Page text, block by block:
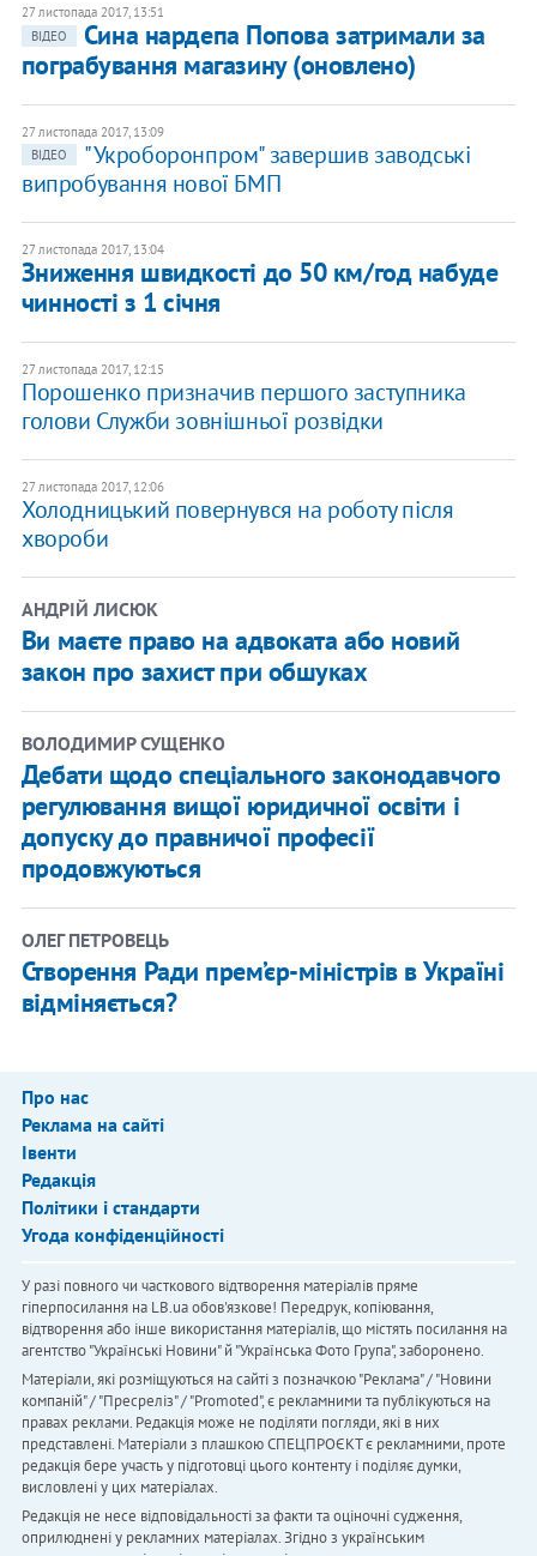
27 листопада 2017, 13:51
ВІДЕО
Сина нардепа Попова затримали за
пограбування магазину (оновлено)
27 листопада 2017, 13:09
ВІДЕО
"Укроборонпром" завершив заводські
випробування нової БМП
27 листопада 2017, 13:04
Зниження швидкості до 50 км/год набуде
чинності з 1 січня
27 листопада 2017, 12:15
Порошенко призначив першого заступника
голови Служби зовнішньої розвідки
27 листопада 2017, 12:06
Холодницький повернувся на роботу після
хвороби
АНДРІЙ ЛИСЮК
Ви маєте право на адвоката або новий
закон про захист при обшуках
ВОЛОДИМИР СУЩЕНКО
Дебати щодо спеціального законодавчого
регулювання вищої юридичної освіти і
допуску до правничої професії
продовжуються
ОЛЕГ ПЕТРОВЕЦЬ
Створення Ради прем’єр-міністрів в Україні
відміняється?
Про нас
Реклама на сайті
Івенти
Редакція
Політики і стандарти
Угода конфіденційності
У разі повного чи часткового відтворення матеріалів пряме
гіперпосилання на LB.ua обов'язкове! Передрук, копіювання,
відтворення або інше використання матеріалів, що містять посилання на
агентство "Українськi Новини" й "Українська Фото Група", заборонено.
Матеріали, які розміщуються на сайті з позначкою "Реклама" / "Новини
компаній" / "Пресреліз" / "Promoted", є рекламними та публікуються на
правах реклами. Редакція може не поділяти погляди, які в них
представлені. Матеріали з плашкою СПЕЦПРОЄКТ є рекламними, проте
редакція бере участь у підготовці цього контенту і поділяє думки,
висловлені у цих матеріалах.
Редакція не несе відповідальності за факти та оціночні судження,
оприлюднені у рекламних матеріалах. Згідно з українським